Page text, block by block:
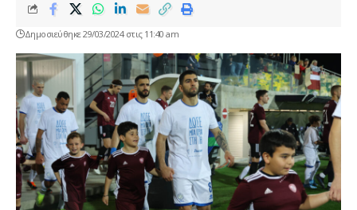
Δημοσιεύθηκε 29/03/2024 στις 11:40 am